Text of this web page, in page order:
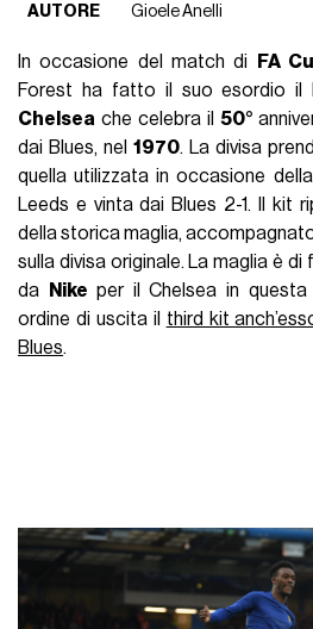
AUTORE
Gioele Anelli
In occasione del match di FA
Forest ha fatto il suo esordio il
Chelsea che celebra il50°
dai Blues, nel1970. La divisa
quella utilizzata in occasione
Leeds e vinta dai Blues 2-1. Il kit
della storica maglia,
sulla divisa originale. La maglia è
da
Nike per il Chelsea in
ordine di uscita il third kit
Blues.